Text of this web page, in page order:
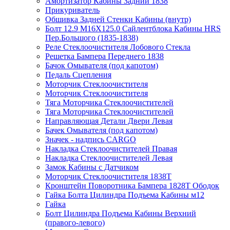
Прикуриватель
Обшивка Задней Стенки Кабины (внутр)
Болт 12.9 M16X125.0 Сайлентблока Кабины HRS
Пер.Большого (1835-1838)
Реле Стеклоочистителя Лобового Стекла
Решетка Бампера Переднего 1838
Бачок Омывателя (под капотом)
Педаль Сцепления
Моторчик Стеклоочистителя
Моторчик Стеклоочистителя
Тяга Моторчика Стеклоочистителей
Тяга Моторчика Стеклоочистителей
Направляющая Детали Двери Левая
Бачек Омывателя (под капотом)
Значек - надпись CARGO
Накладка Стеклоочистителей Правая
Накладка Стеклоочистителей Левая
Замок Кабины с Датчиком
Моторчик Стеклоочистителя 1838Т
Кронштейн Поворотника Бампера 1828Т Ободок
Гайка Болта Цилиндра Подъема Кабины м12
Гайка
Болт Цилиндра Подъема Кабины Верхний
(правого-левого)